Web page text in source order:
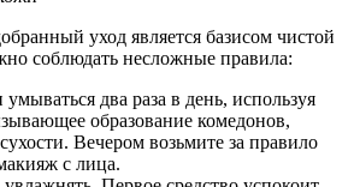
уход является базисом чистой
соблюдать несложные правила:
два раза в день, используя
образование комедонов,
Вечером возьмите за правило
с лица.